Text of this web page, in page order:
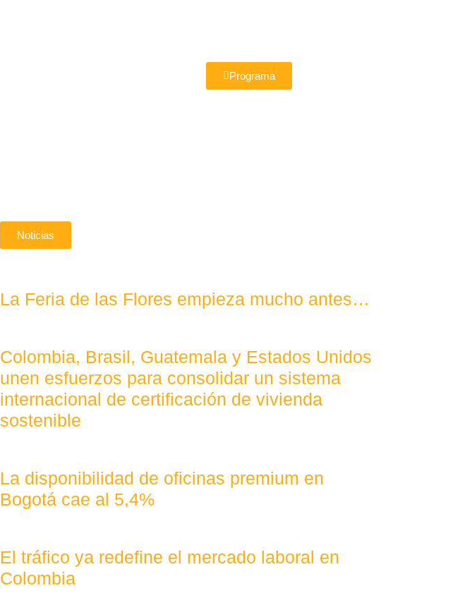
Programa
Noticias
La Feria de las Flores empieza mucho antes…
Colombia, Brasil, Guatemala y Estados Unidos
unen esfuerzos para consolidar un sistema
internacional de certificación de vivienda
sostenible
La disponibilidad de oficinas premium en
Bogotá cae al 5,4%
El tráfico ya redefine el mercado laboral en
Colombia